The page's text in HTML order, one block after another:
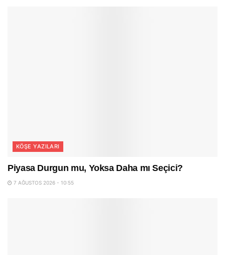
KÖŞE YAZILARI
Piyasa Durgun mu, Yoksa Daha mı Seçici?
7 AĞUSTOS 2026 - 10:55